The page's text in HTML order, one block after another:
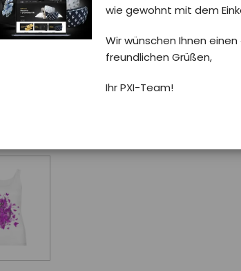
wie gewohnt mit dem
Wir wünschen Ihnen
freundlichen Grüßen,
Ihr PXI-Team!